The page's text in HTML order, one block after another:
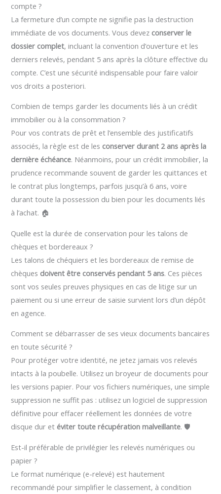
compte ?
La fermeture d’un compte ne signifie pas la destruction
immédiate de vos documents. Vous devez conserver le
dossier complet, incluant la convention d’ouverture et les
derniers relevés, pendant 5 ans après la clôture effective du
compte. C’est une sécurité indispensable pour faire valoir
vos droits a posteriori.
Combien de temps garder les documents liés à un crédit
immobilier ou à la consommation ?
Pour vos contrats de prêt et l’ensemble des justificatifs
associés, la règle est de les conserver durant 2 ans après la
dernière échéance. Néanmoins, pour un crédit immobilier, la
prudence recommande souvent de garder les quittances et
le contrat plus longtemps, parfois jusqu’à 6 ans, voire
durant toute la possession du bien pour les documents liés
à l’achat. 🏠
Quelle est la durée de conservation pour les talons de
chèques et bordereaux ?
Les talons de chéquiers et les bordereaux de remise de
chèques doivent être conservés pendant 5 ans. Ces pièces
sont vos seules preuves physiques en cas de litige sur un
paiement ou si une erreur de saisie survient lors d’un dépôt
en agence.
Comment se débarrasser de ses vieux documents bancaires
en toute sécurité ?
Pour protéger votre identité, ne jetez jamais vos relevés
intacts à la poubelle. Utilisez un broyeur de documents pour
les versions papier. Pour vos fichiers numériques, une simple
suppression ne suffit pas : utilisez un logiciel de suppression
définitive pour effacer réellement les données de votre
disque dur et éviter toute récupération malveillante. 🛡️
Est-il préférable de privilégier les relevés numériques ou
papier ?
Le format numérique (e-relevé) est hautement
recommandé pour simplifier le classement, à condition